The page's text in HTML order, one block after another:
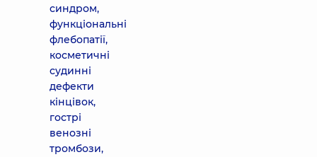
синдром,
функціональні
флебопатії,
косметичні
судинні
дефекти
кінцівок,
гострі
венозні
тромбози,